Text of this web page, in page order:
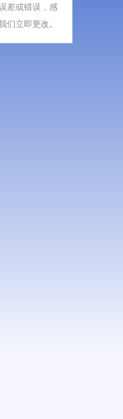
差或错误，感
们立即更改。